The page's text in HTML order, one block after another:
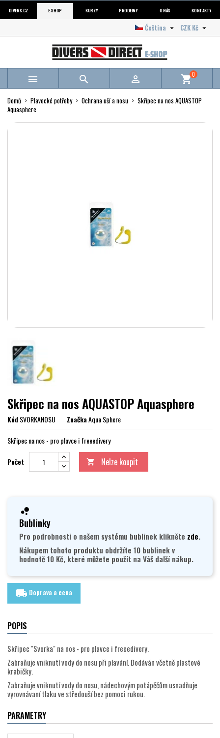
DIVERS.CZ E-SHOP KURZY PRODEJNY O NÁS KONTAKTY
CZK Kč 
Čeština 
   shopping_cart0
Domů Plavecké potřeby Ochrana uší a nosu
Skřipec na nos AQUASTOP
Aquasphere
Skřipec na nos AQUASTOP Aquasphere
KódSVORKANOSU ZnačkaAqua Sphere
Skřipec na nos - pro plavce i freeedivery
Počet  Nelze koupit
Bublinky
Pro podrobnosti o našem systému bublinek klikněte zde.
Nákupem tohoto produktu obdržíte 10 bublinek v
hodnotě 10 Kč, které můžete použít na Váš další nákup.
local_shipping Doprava a cena
POPIS
Skřipec "Svorka" na nos - pro plavce i freeedivery.
Zabraňuje vniknutí vody do nosu při plavání. Dodáván včetně plastové
krabičky.
Zabraňuje vniknutí vody do nosu, nádechovým potápěčům usnadňuje
vyrovnávaní tlaku ve středouší bez pomoci rukou.
PARAMETRY